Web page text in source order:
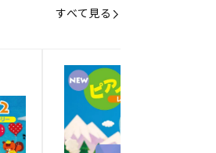
すべて見る